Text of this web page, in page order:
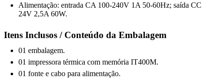
Alimentação: entrada CA 100-240V 1A 50-60Hz; saída CC
24V 2,5A 60W.
Itens Inclusos / Conteúdo da Embalagem
01 embalagem.
01 impressora térmica com memória IT400M.
01 fonte e cabo para alimentação.